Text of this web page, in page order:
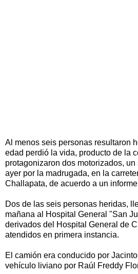
Al menos seis personas resultaron
edad perdió la vida, producto de la
protagonizaron dos motorizados,
ayer por la madrugada, en la
Challapata, de acuerdo a un
Dos de las seis personas heridas,
mañana al Hospital General "San
derivados del Hospital General de
atendidos en primera instancia.
El camión era conducido por
vehículo liviano por Raúl Freddy